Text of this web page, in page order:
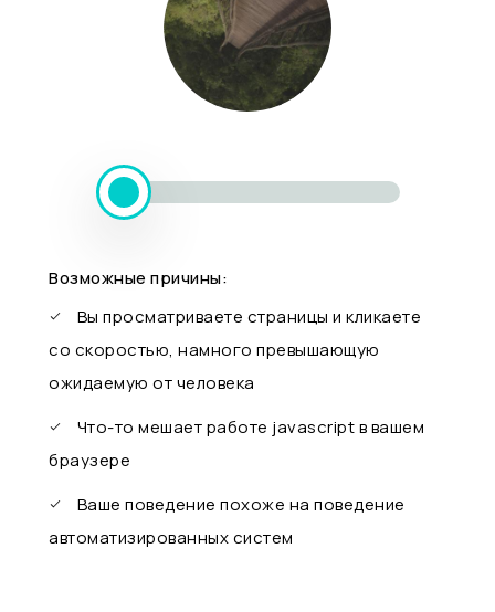
Возможные причины:
Вы просматриваете страницы и кликаете
со скоростью, намного превышающую
ожидаемую от человека
Что-то мешает работе javascript в вашем
браузере
Ваше поведение похоже на поведение
автоматизированных систем